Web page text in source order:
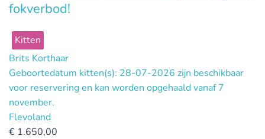
fokverbod!
Kitten
Brits Korthaar
Geboortedatum kitten(s): 28-07-2026 zijn beschikbaar
voor reservering en kan worden opgehaald vanaf 7
november.
Flevoland
€ 1.650,00